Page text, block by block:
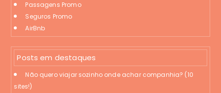
Passagens Promo
Seguros Promo
AirBnb
Posts em destaques
Não quero viajar sozinho onde achar companhia? (10
sites!)